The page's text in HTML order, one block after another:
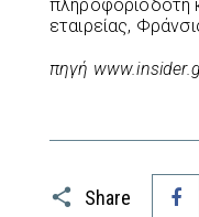
πληροφοριοδότη
εταιρείας,
πηγή
Share